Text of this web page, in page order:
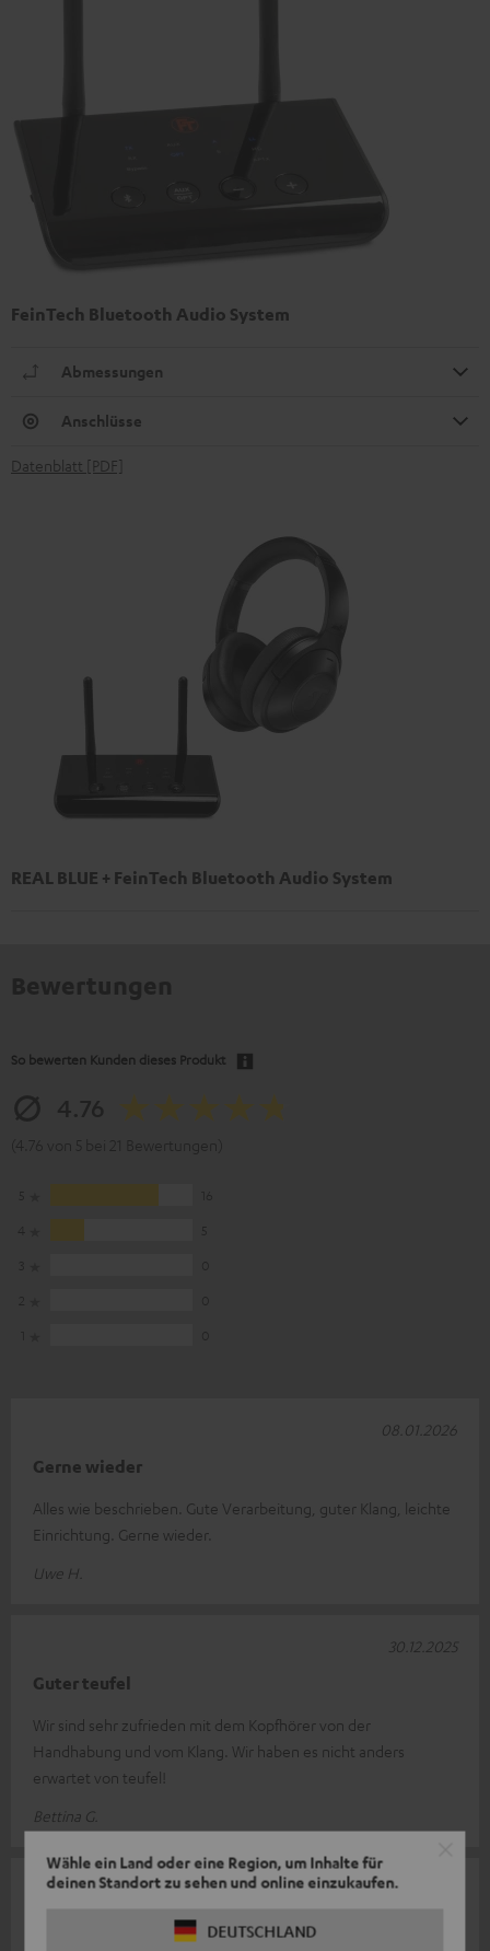
Wähle ein Land oder eine Region, um Inhalte für
deinen Standort zu sehen und online einzukaufen.
DEUTSCHLAND
FeinTech Bluetooth Audio System
Abmessungen
Anschlüsse
Datenblatt [PDF]
REAL BLUE + FeinTech Bluetooth Audio System
So bewerten Kunden dieses Produkt
Gerne wieder
Alles wie beschrieben. Gute Verarbeitung, guter Klang, leichte
Einrichtung. Gerne wieder.
Uwe H.
08.01.2026
Guter teufel
Wir sind sehr zufrieden mit dem Kopfhörer von der
Handhabung und vom Klang. Wir haben es nicht anders
erwartet von teufel!
Bettina G.
30.12.2025
Kopfhörer und Bluetooth Audio System
10.12.2025